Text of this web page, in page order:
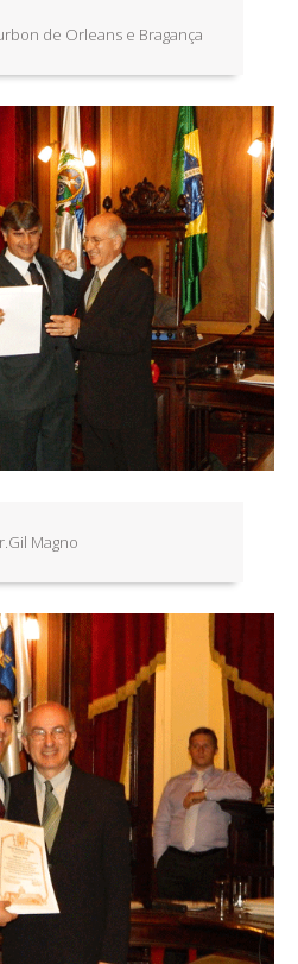
de Orleans e Bragança
Magno